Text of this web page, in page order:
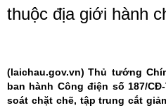
thuộc địa giới hành
(laichau.gov.vn) Thủ tướng
ban hành Công điện số 187/
soát chặt chẽ, tập trung cắt